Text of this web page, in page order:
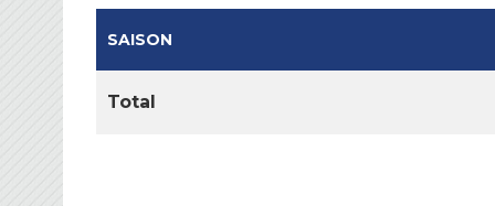
SAISON
Total